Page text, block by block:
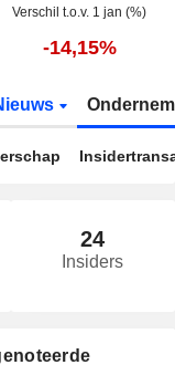
Verschil t.o.v. 1 jan (%)
-14,15%
24
Insiders